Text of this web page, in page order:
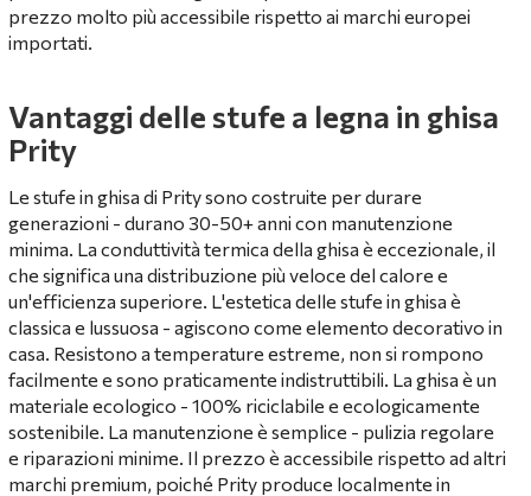
prezzo molto più accessibile rispetto ai marchi europei
importati.
Vantaggi delle stufe a legna in ghisa
Prity
Le stufe in ghisa di Prity sono costruite per durare
generazioni - durano 30-50+ anni con manutenzione
minima. La conduttività termica della ghisa è eccezionale, il
che significa una distribuzione più veloce del calore e
un'efficienza superiore. L'estetica delle stufe in ghisa è
classica e lussuosa - agiscono come elemento decorativo in
casa. Resistono a temperature estreme, non si rompono
facilmente e sono praticamente indistruttibili. La ghisa è un
materiale ecologico - 100% riciclabile e ecologicamente
sostenibile. La manutenzione è semplice - pulizia regolare
e riparazioni minime. Il prezzo è accessibile rispetto ad altri
marchi premium, poiché Prity produce localmente in